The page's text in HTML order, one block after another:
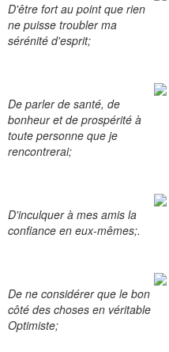
D'être fort au point que rien
ne puisse troubler ma
sérénité d'esprit;
De parler de santé, de
bonheur et de prospérité à
toute personne que je
rencontrerai;
D'inculquer à mes amis la
confiance en eux-mêmes;.
De ne considérer que le bon
côté des choses en véritable
Optimiste;